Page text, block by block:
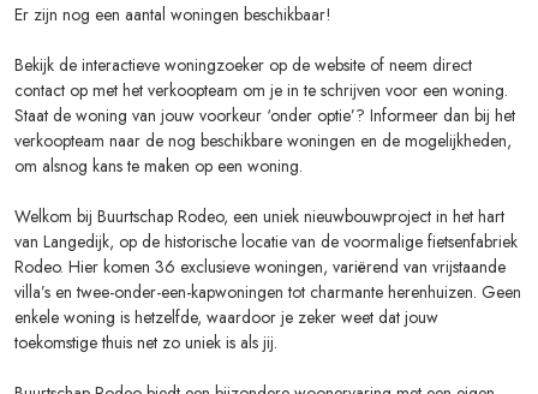
Er zijn nog een aantal woningen beschikbaar!
Bekijk de interactieve woningzoeker op de website of neem direct
contact op met het verkoopteam om je in te schrijven voor een woning.
Staat de woning van jouw voorkeur ‘onder optie’? Informeer dan bij het
verkoopteam naar de nog beschikbare woningen en de mogelijkheden,
om alsnog kans te maken op een woning.
Welkom bij Buurtschap Rodeo, een uniek nieuwbouwproject in het hart
van Langedijk, op de historische locatie van de voormalige fietsenfabriek
Rodeo. Hier komen 36 exclusieve woningen, variërend van vrijstaande
villa’s en twee-onder-een-kapwoningen tot charmante herenhuizen. Geen
enkele woning is hetzelfde, waardoor je zeker weet dat jouw
toekomstige thuis net zo uniek is als jij.